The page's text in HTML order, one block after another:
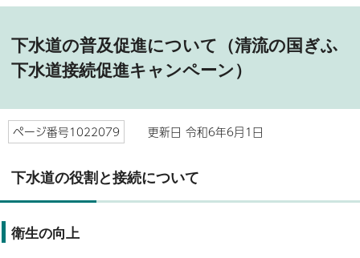
下水道の普及促進について（清流の国ぎふ
下水道接続促進キャンペーン）
ページ番号1022079 更新日 令和6年6月1日
下水道の役割と接続について
衛生の向上